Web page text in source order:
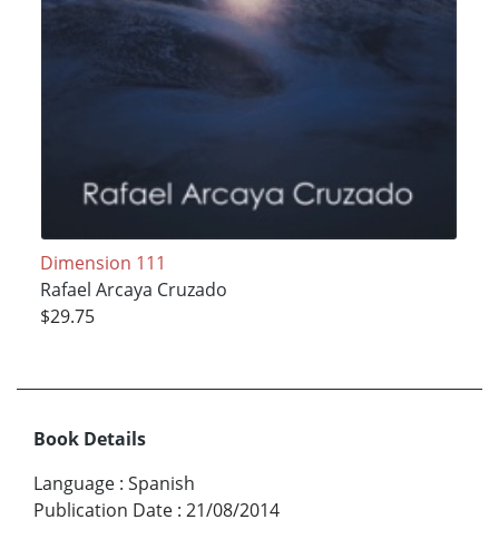
Dimension 111
Rafael Arcaya Cruzado
$29.75
Book Details
Language : Spanish
Publication Date : 21/08/2014